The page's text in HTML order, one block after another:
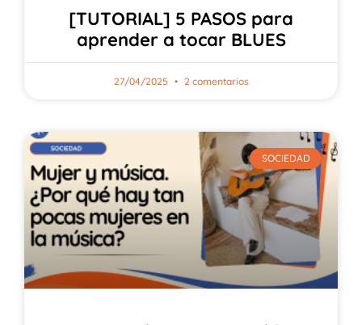
[TUTORIAL] 5 PASOS para
aprender a tocar BLUES
27/04/2025 2 comentarios
SOCIEDAD